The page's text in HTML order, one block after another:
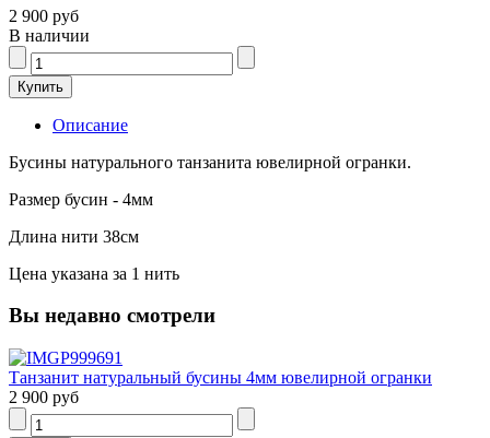
2 900 руб
В наличии
Описание
Бусины натурального танзанита ювелирной огранки.
Размер бусин - 4мм
Длина нити 38см
Цена указана за 1 нить
Вы недавно смотрели
Танзанит натуральный бусины 4мм ювелирной огранки
2 900 руб